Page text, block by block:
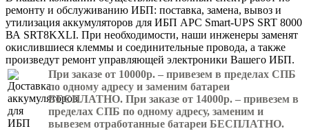
ремонту и обслуживанию ИБП: поставка, замена, вывоз и
утилизация аккумуляторов для ИБП APC Smart-UPS SRT 8000
ВА SRT8KXLI. При необходимости, наши инженеры заменят
окислившиеся клеммы и соединительные провода, а также
произведут ремонт управляющей электроники Вашего ИБП.
При заказе от 10000р. – привезем в пределах СПБ
по одному адресу и заменим батареи
БЕСПЛАТНО. При заказе от 14000р. – привезем в
пределах СПБ по одному адресу, заменим и
вывезем отработанные батареи БЕСПЛАТНО.